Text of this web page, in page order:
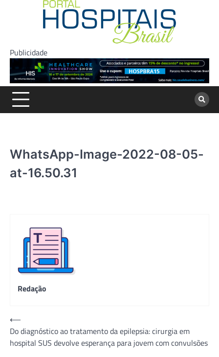
Publicidade
WhatsApp-Image-2022-08-05-
at-16.50.31
Redação
Navegação
de
Post
⟵
Do diagnóstico ao tratamento da epilepsia: cirurgia em
hospital SUS devolve esperança para jovem com convulsões